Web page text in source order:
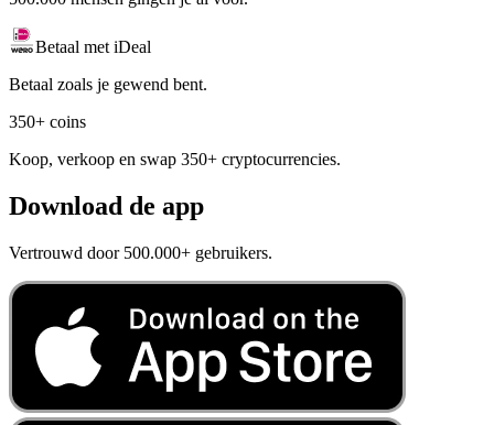
Betaal met iDeal
Betaal zoals je gewend bent.
350+ coins
Koop, verkoop en swap 350+ cryptocurrencies.
Download de app
Vertrouwd door 500.000+ gebruikers.